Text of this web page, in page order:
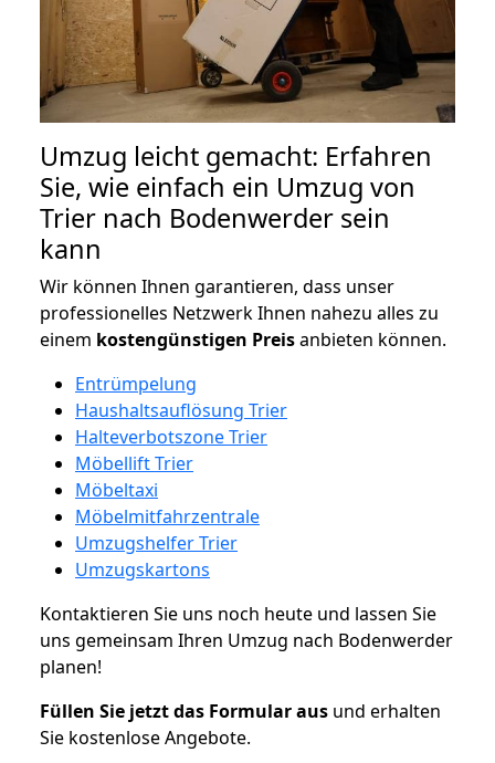
Umzug leicht gemacht: Erfahren
Sie, wie einfach ein Umzug von
Trier nach Bodenwerder sein
kann
Wir können Ihnen garantieren, dass unser
professionelles Netzwerk Ihnen nahezu alles zu
einem kostengünstigen Preisanbieten können.
Entrümpelung
Haushaltsauflösung Trier
Halteverbotszone Trier
Möbellift Trier
Möbeltaxi
Möbelmitfahrzentrale
Umzugshelfer Trier
Umzugskartons
Kontaktieren Sie uns noch heute und lassen Sie
uns gemeinsam Ihren Umzug nach Bodenwerder
planen!
Füllen Sie jetzt das Formular aus und erhalten
Sie kostenlose Angebote.